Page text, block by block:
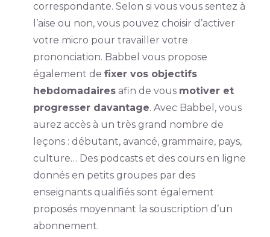
correspondante. Selon si vous vous sentez à
l’aise ou non, vous pouvez choisir d’activer
votre micro pour travailler votre
prononciation. Babbel vous propose
également de fixer vos objectifs
hebdomadairesafin de vous motiver et
progresser davantage. Avec Babbel, vous
aurez accès à un très grand nombre de
leçons : débutant, avancé, grammaire, pays,
culture… Des podcasts et des cours en ligne
donnés en petits groupes par des
enseignants qualifiés sont également
proposés moyennant la souscription d’un
abonnement.